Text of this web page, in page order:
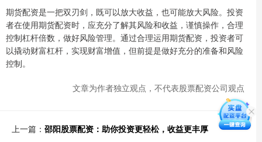
期货配资是一把双刃剑，既可以放大收益，也可能放大风险。投资
者在使用期货配资时，应充分了解其风险和收益，谨慎操作，合理
控制杠杆倍数，做好风险管理。通过合理运用期货配资，投资者可
以撬动财富杠杆，实现财富增值，但前提是做好充分的准备和风险
控制。
文章为作者独立观点，不代表股票配资公司观点
上一篇： 邵阳股票配资：助你投资更轻松，收益更丰厚